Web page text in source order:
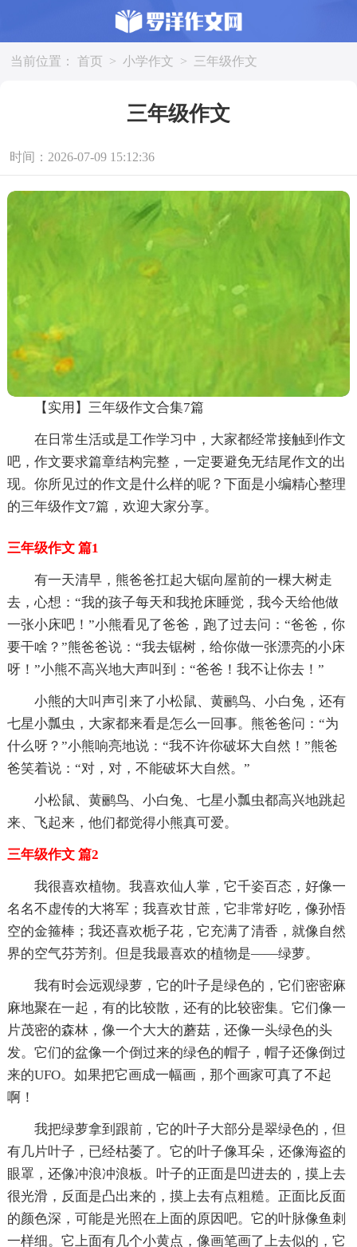
当前位置： 首页 > 小学作文 > 三年级作文
三年级作文
时间：2026-07-09 15:12:36
【实用】三年级作文合集7篇
在日常生活或是工作学习中，大家都经常接触到作文
吧，作文要求篇章结构完整，一定要避免无结尾作文的出
现。你所见过的作文是什么样的呢？下面是小编精心整理
的三年级作文7篇，欢迎大家分享。
三年级作文 篇1
有一天清早，熊爸爸扛起大锯向屋前的一棵大树走
去，心想：“我的孩子每天和我抢床睡觉，我今天给他做
一张小床吧！”小熊看见了爸爸，跑了过去问：“爸爸，你
要干啥？”熊爸爸说：“我去锯树，给你做一张漂亮的小床
呀！”小熊不高兴地大声叫到：“爸爸！我不让你去！”
小熊的大叫声引来了小松鼠、黄鹂鸟、小白兔，还有
七星小瓢虫，大家都来看是怎么一回事。熊爸爸问：“为
什么呀？”小熊响亮地说：“我不许你破坏大自然！”熊爸
爸笑着说：“对，对，不能破坏大自然。”
小松鼠、黄鹂鸟、小白兔、七星小瓢虫都高兴地跳起
来、飞起来，他们都觉得小熊真可爱。
三年级作文 篇2
我很喜欢植物。我喜欢仙人掌，它千姿百态，好像一
名名不虚传的大将军；我喜欢甘蔗，它非常好吃，像孙悟
空的金箍棒；我还喜欢栀子花，它充满了清香，就像自然
界的空气芬芳剂。但是我最喜欢的植物是——绿萝。
我有时会远观绿萝，它的叶子是绿色的，它们密密麻
麻地聚在一起，有的比较散，还有的比较密集。它们像一
片茂密的森林，像一个大大的蘑菇，还像一头绿色的头
发。它们的盆像一个倒过来的绿色的帽子，帽子还像倒过
来的UFO。如果把它画成一幅画，那个画家可真了不起
啊！
我把绿萝拿到跟前，它的叶子大部分是翠绿色的，但
有几片叶子，已经枯萎了。它的叶子像耳朵，还像海盗的
眼罩，还像冲浪冲浪板。叶子的正面是凹进去的，摸上去
很光滑，反面是凸出来的，摸上去有点粗糙。正面比反面
的颜色深，可能是光照在上面的原因吧。它的叶脉像鱼刺
一样细。它上面有几个小黄点，像画笔画了上去似的，它